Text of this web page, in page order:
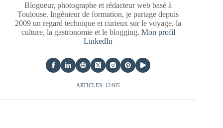
Blogueur, photographe et rédacteur web basé à
Toulouse. Ingénieur de formation, je partage depuis
2009 un regard technique et curieux sur le voyage, la
culture, la gastronomie et le blogging. Mon profil
LinkedIn
ARTICLES: 12405